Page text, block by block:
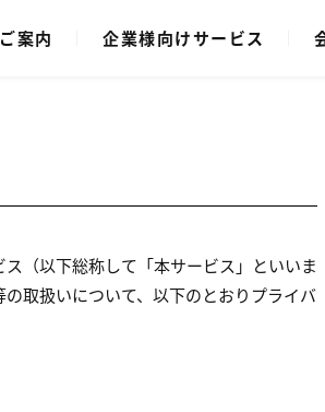
案内 企業様向けサービス
（以下総称して「本サービス」といいま
取扱いについて、以下のとおりプライバ